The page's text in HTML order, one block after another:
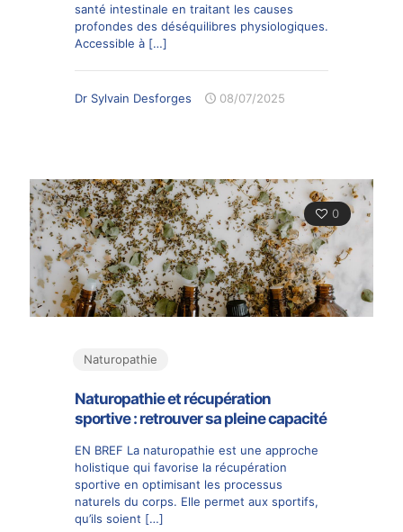
santé intestinale en traitant les causes
profondes des déséquilibres physiologiques.
Accessible à […]
Dr Sylvain Desforges 08/07/2025
0
Naturopathie
Naturopathie et récupération
sportive : retrouver sa pleine capacité
EN BREF La naturopathie est une approche
holistique qui favorise la récupération
sportive en optimisant les processus
naturels du corps. Elle permet aux sportifs,
qu’ils soient […]